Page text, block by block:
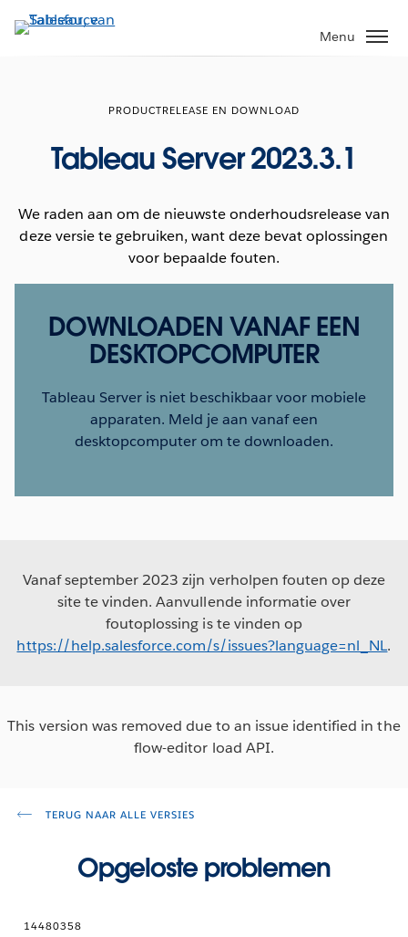
Verder
naar
Menu
PRODUCTRELEASE EN DOWNLOAD
Tableau Server 2023.3.1
We raden aan om de nieuwste onderhoudsrelease van
deze versie te gebruiken, want deze bevat oplossingen
voor bepaalde fouten.
DOWNLOADEN VANAF EEN
DESKTOPCOMPUTER
Tableau Server is niet beschikbaar voor mobiele
apparaten. Meld je aan vanaf een
desktopcomputer om te downloaden.
Vanaf september 2023 zijn verholpen fouten op deze
site te vinden. Aanvullende informatie over
foutoplossing is te vinden op
https://help.salesforce.com/s/issues?language=nl_NL.
This version was removed due to an issue identified in the
flow-editor load API.
TERUG NAAR ALLE VERSIES
Opgeloste problemen
14480358